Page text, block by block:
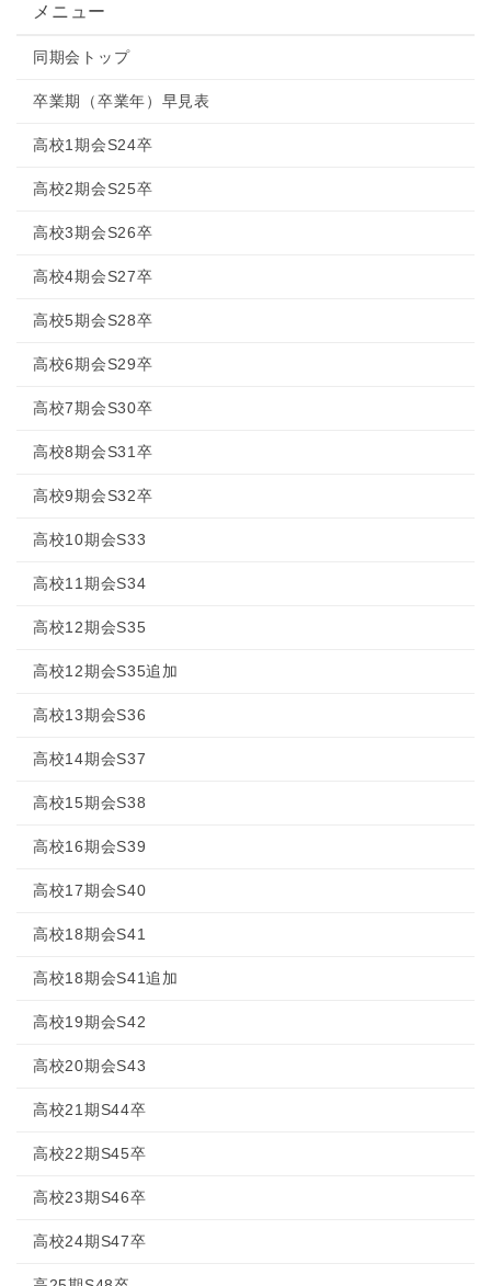
メニュー
同期会トップ
卒業期（卒業年）早見表
高校1期会S24卒
高校2期会S25卒
高校3期会S26卒
高校4期会S27卒
高校5期会S28卒
高校6期会S29卒
高校7期会S30卒
高校8期会S31卒
高校9期会S32卒
高校10期会S33
高校11期会S34
高校12期会S35
高校12期会S35追加
高校13期会S36
高校14期会S37
高校15期会S38
高校16期会S39
高校17期会S40
高校18期会S41
高校18期会S41追加
高校19期会S42
高校20期会S43
高校21期S44卒
高校22期S45卒
高校23期S46卒
高校24期S47卒